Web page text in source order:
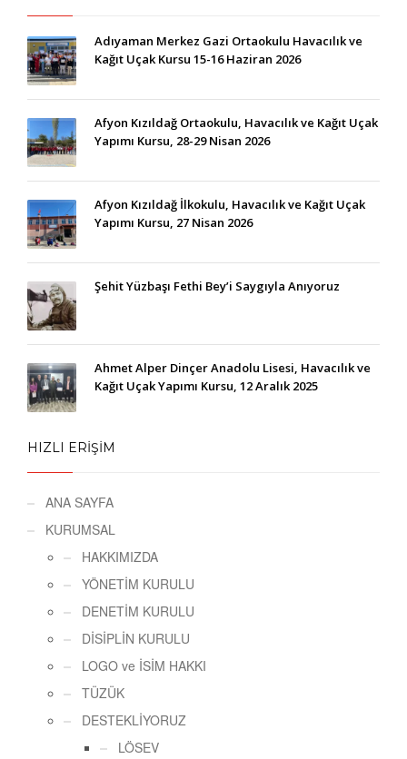
Adıyaman Merkez Gazi Ortaokulu Havacılık ve
Kağıt Uçak Kursu 15-16 Haziran 2026
Afyon Kızıldağ Ortaokulu, Havacılık ve Kağıt Uçak
Yapımı Kursu, 28-29 Nisan 2026
Afyon Kızıldağ İlkokulu, Havacılık ve Kağıt Uçak
Yapımı Kursu, 27 Nisan 2026
Şehit Yüzbaşı Fethi Bey’i Saygıyla Anıyoruz
Ahmet Alper Dinçer Anadolu Lisesi, Havacılık ve
Kağıt Uçak Yapımı Kursu, 12 Aralık 2025
HIZLI ERİŞİM
ANA SAYFA
KURUMSAL
HAKKIMIZDA
YÖNETİM KURULU
DENETİM KURULU
DİSİPLİN KURULU
LOGO ve İSİM HAKKI
TÜZÜK
DESTEKLİYORUZ
LÖSEV